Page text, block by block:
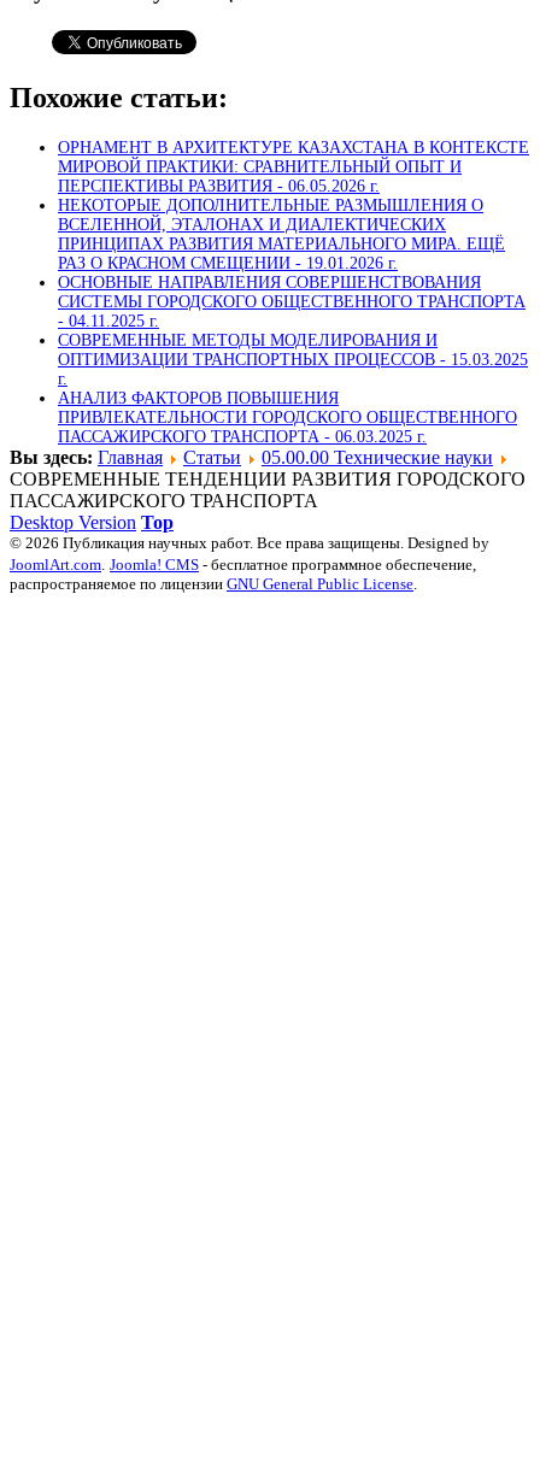
Похожие статьи:
ОРНАМЕНТ В АРХИТЕКТУРЕ КАЗАХСТАНА В КОНТЕКСТЕ
МИРОВОЙ ПРАКТИКИ: СРАВНИТЕЛЬНЫЙ ОПЫТ И
ПЕРСПЕКТИВЫ РАЗВИТИЯ - 06.05.2026 г.
НЕКОТОРЫЕ ДОПОЛНИТЕЛЬНЫЕ РАЗМЫШЛЕНИЯ О
ВСЕЛЕННОЙ, ЭТАЛОНАХ И ДИАЛЕКТИЧЕСКИХ
ПРИНЦИПАХ РАЗВИТИЯ МАТЕРИАЛЬНОГО МИРА. ЕЩЁ
РАЗ О КРАСНОМ СМЕЩЕНИИ - 19.01.2026 г.
ОСНОВНЫЕ НАПРАВЛЕНИЯ СОВЕРШЕНСТВОВАНИЯ
СИСТЕМЫ ГОРОДСКОГО ОБЩЕСТВЕННОГО ТРАНСПОРТА
- 04.11.2025 г.
СОВРЕМЕННЫЕ МЕТОДЫ МОДЕЛИРОВАНИЯ И
ОПТИМИЗАЦИИ ТРАНСПОРТНЫХ ПРОЦЕССОВ - 15.03.2025
г.
АНАЛИЗ ФАКТОРОВ ПОВЫШЕНИЯ
ПРИВЛЕКАТЕЛЬНОСТИ ГОРОДСКОГО ОБЩЕСТВЕННОГО
ПАССАЖИРСКОГО ТРАНСПОРТА - 06.03.2025 г.
Вы здесь: Главная Статьи
05.00.00 Технические науки
СОВРЕМЕННЫЕ ТЕНДЕНЦИИ РАЗВИТИЯ ГОРОДСКОГО
ПАССАЖИРСКОГО ТРАНСПОРТА
Desktop Version Top
© 2026 Публикация научных работ. Все права защищены. Designed by
JoomlArt.com. Joomla! CMS - бесплатное программное обеспечение,
распространяемое по лицензии GNU General Public License.